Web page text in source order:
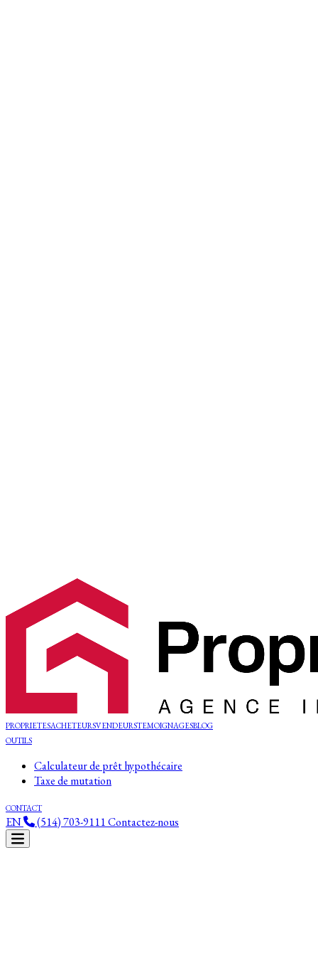
PROPRIETESACHETEURSVENDEURSTEMOIGNAGESBLOG
OUTILS
Calculateur de prêt hypothécaire
Taxe de mutation
CONTACT
EN (514) 703-9111Contactez-nous